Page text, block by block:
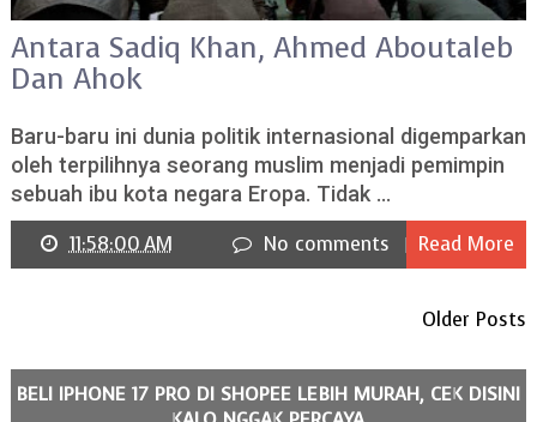
Antara Sadiq Khan, Ahmed Aboutaleb
Dan Ahok
Baru-baru ini dunia politik internasional digemparkan
oleh terpilihnya seorang muslim menjadi pemimpin
sebuah ibu kota negara Eropa. Tidak ...
11:58:00 AM
No comments Read More
Older Posts
BELI IPHONE 17 PRO DI SHOPEE LEBIH MURAH, CEK DISINI